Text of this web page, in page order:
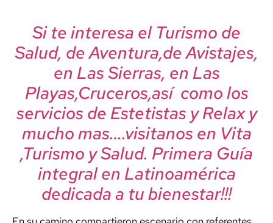
Si te interesa el Turismo de
Salud, de Aventura,de Avistajes,
en Las Sierras, en Las
Playas,Cruceros,así como los
servicios de Estetistas y Relax y
mucho mas….visitanos en Vita
,Turismo y Salud. Primera Guía
integral en Latinoamérica
dedicada a tu bienestar!!!